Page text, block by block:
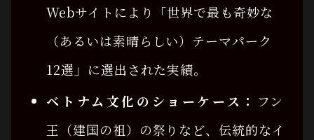
Webサイトにより「世界で最も奇妙な
（あるいは素晴らしい）テーマパーク
12選」に選出された実績。
ベトナム文化のショーケース： フン
王（建国の祖）の祭りなど、伝統的なイ